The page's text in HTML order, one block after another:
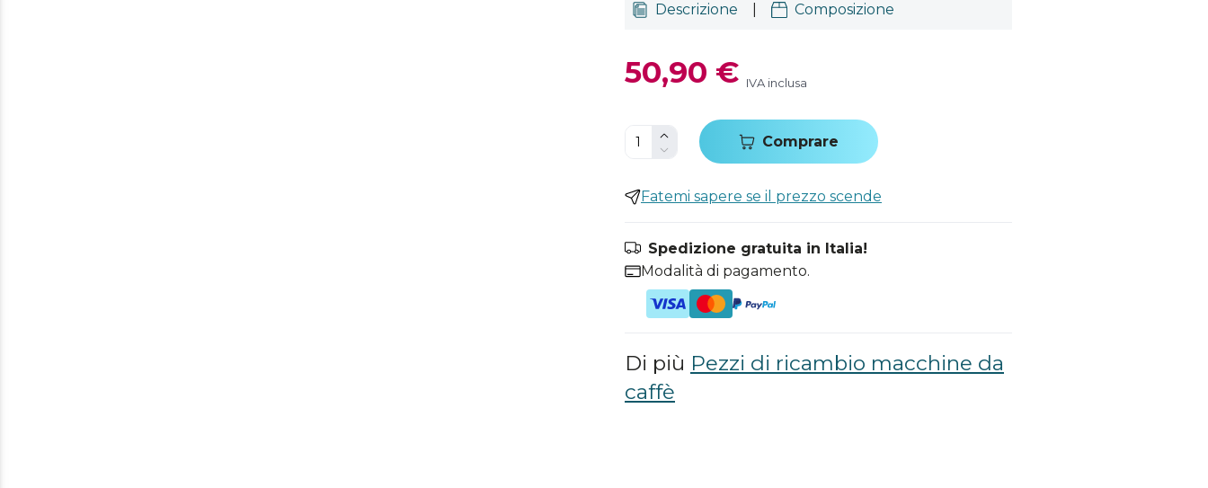
Descrizione Composizione
50,90 € IVA inclusa
Comprare
Fatemi sapere se il prezzo scende
Spedizione gratuita in Italia!
Modalità di pagamento.
Di più Pezzi di ricambio macchine da
caffè